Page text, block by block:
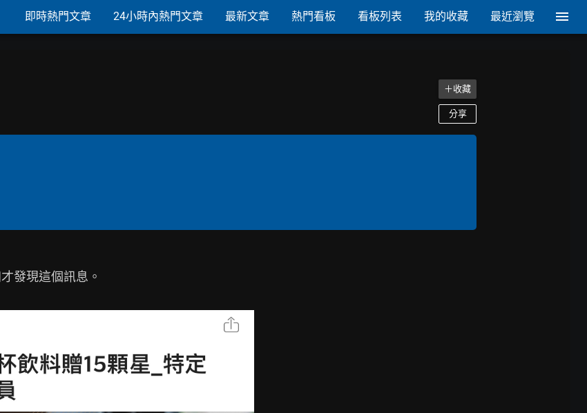
即時熱門文章 24小時內熱門文章 最新文章 熱門看板 看板列表 我的收藏 最近瀏覽
＋收藏
分享